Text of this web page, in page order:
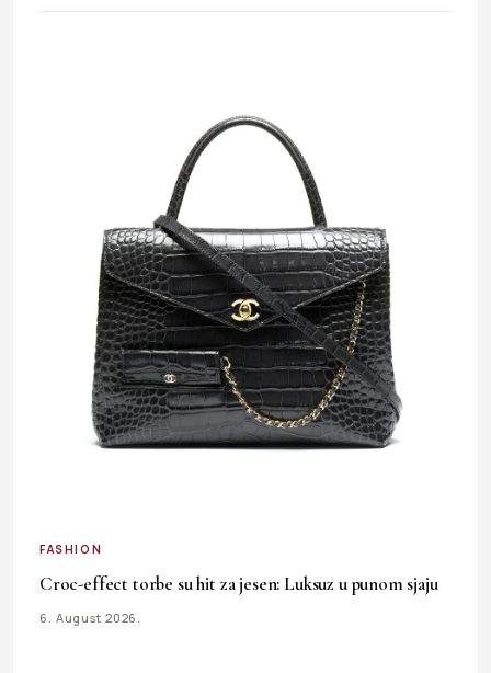
FASHION
Croc-effect torbe su hit za jesen: Luksuz u punom sjaju
6. August 2026.